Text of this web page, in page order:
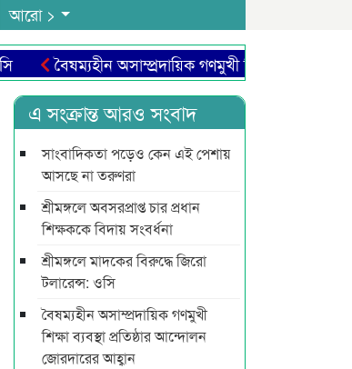
আরো >
বৈষম্যহীন অসাম্প্রদায়িক গণমুখী শিক্ষা ব্যবস্থা
এ সংক্রান্ত আরও সংবাদ
সাংবাদিকতা পড়েও কেন এই পেশায়
আসছে না তরুণরা
শ্রীমঙ্গলে অবসরপ্রাপ্ত চার প্রধান
শিক্ষককে বিদায় সংবর্ধনা
শ্রীমঙ্গলে মাদকের বিরুদ্ধে জিরো
টলারেন্স: ওসি
বৈষম্যহীন অসাম্প্রদায়িক গণমুখী
শিক্ষা ব্যবস্থা প্রতিষ্ঠার আন্দোলন
জোরদারের আহ্বান